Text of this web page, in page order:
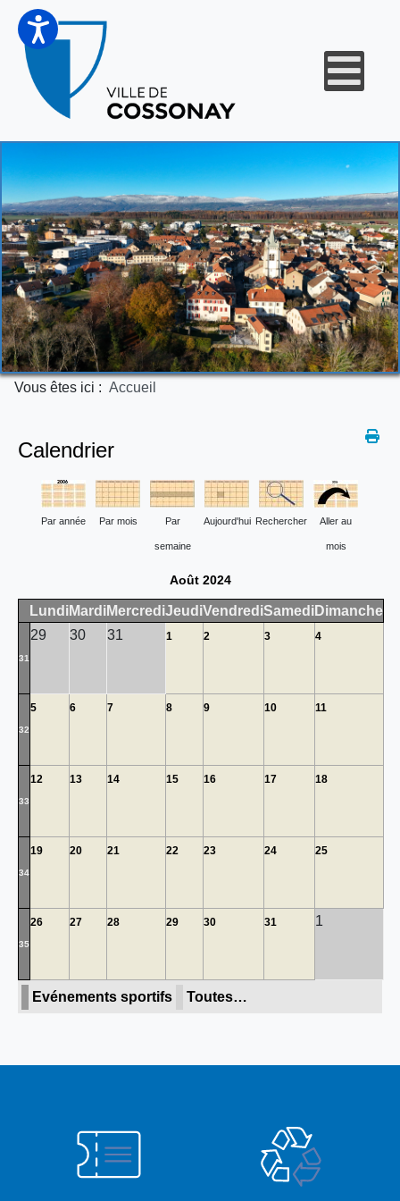
Vous êtes ici : Accueil
Calendrier
Par année Par mois Par
semaine
Aujourd'hui Rechercher Aller au
mois
Août 2024
LundiMardiMercrediJeudiVendrediSamediDimanche
31
29 30 31 1 2 3 4
32
5 6 7 8 9 10 11
33
12 13 14 15 16 17 18
34
19 20 21 22 23 24 25
35
26 27 28 29 30 31 1
Evénements sportifs Toutes…